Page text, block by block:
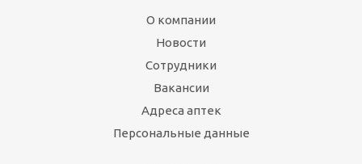
О компании
Новости
Сотрудники
Вакансии
Адреса аптек
Персональные данные